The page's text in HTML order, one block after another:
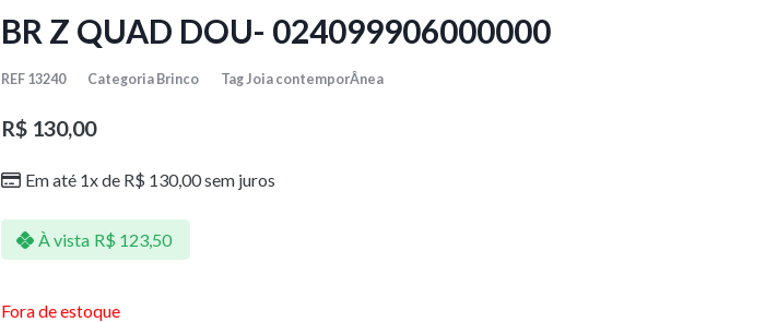
BR Z QUAD DOU- 024099906000000
REF 13240 Categoria Brinco Tag Joia contemporÂnea
R$ 130,00
Em até 1x de R$ 130,00sem juros
À vista R$ 123,50
Fora de estoque